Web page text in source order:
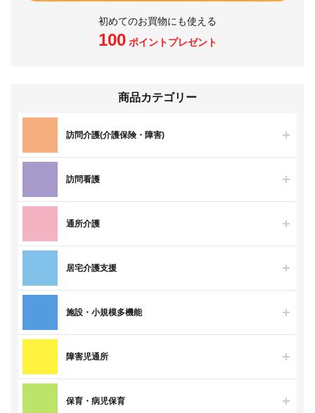
初めてのお買物にも使える
100ポイントプレゼント
商品カテゴリー
訪問介護(介護保険・障害)
訪問看護
通所介護
居宅介護支援
施設・小規模多機能
障害児通所
保育・病児保育